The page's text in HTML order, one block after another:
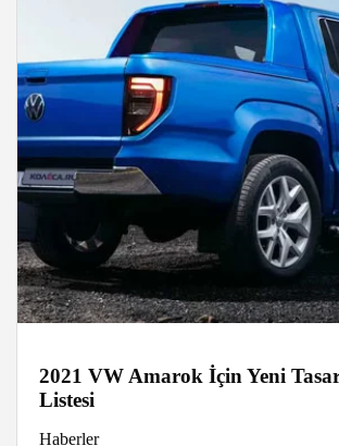
2021 VW Amarok İçin Yeni
Listesi
Haberler